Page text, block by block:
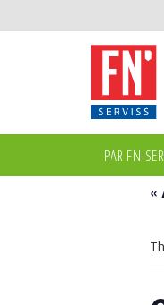
PAR FN-
«